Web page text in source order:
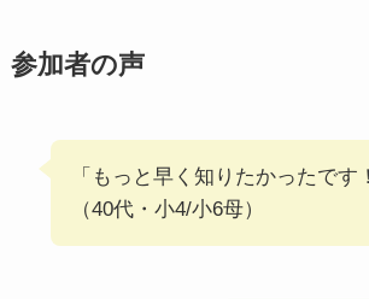
参加者の声
「もっと早く知りたかったです
（40代・小4/小6母）